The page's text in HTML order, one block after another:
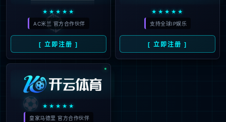
抱歉，页面无法访问...
可能原因：网址有错误 >请检查地址是否完整或存在多余字
符;
网址已失效 >可能页面已删除，活动已下线等